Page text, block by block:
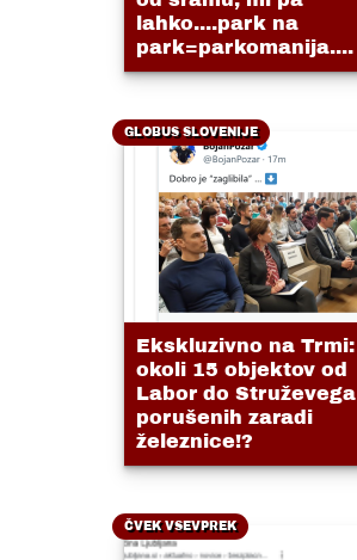
lahko....park na
park=parkomanija....
GLOBUS SLOVENIJE
Ekskluzivno na Trmi:
okoli 15 objektov od
Labor do Struževega
porušenih zaradi
železnice!?
ČVEK VSEVPREK